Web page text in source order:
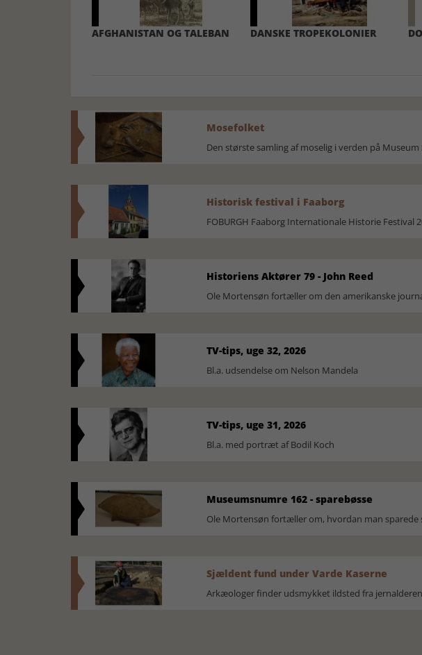
AFGHANISTAN OG TALEBAN DANSKE TROPEKOLONIER
Mosefolket
Den største samling af moselig i verden på
Historisk festival i Faaborg
FOBURGH Faaborg Internationale Historie Festival
Historiens Aktører 79 - John Reed
Ole Mortensøn fortæller om den amerikanske
TV-tips, uge 32, 2026
Bl.a. udsendelse om Nelson Mandela
TV-tips, uge 31, 2026
Bl.a. med portræt af Bodil Koch
Museumsnumre 162 - sparebøsse
Ole Mortensøn fortæller om, hvordan man sparede
Sjældent fund under Varde Kaserne
Arkæologer finder udsmykket ildsted fra jernalderen